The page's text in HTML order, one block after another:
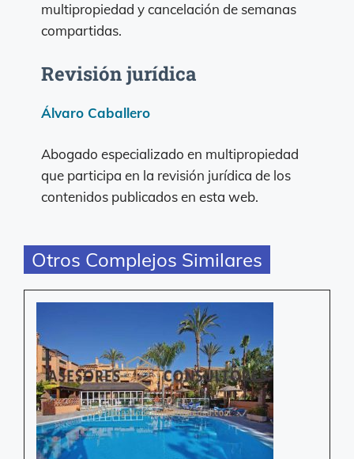
multipropiedad y cancelación de semanas
compartidas.
Revisión jurídica
Álvaro Caballero
Abogado especializado en multipropiedad
que participa en la revisión jurídica de los
contenidos publicados en esta web.
Otros Complejos Similares